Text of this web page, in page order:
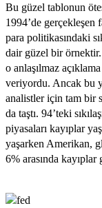
Bu güzel tablonun
1994’de gerçekleşen
para politikasındaki
dair güzel bir örnektir.
o anlaşılmaz
veriyordu. Ancak bu
analistler için tam bir
da taştı. 94’teki
piyasaları kayıplar
yaşarken Amerikan,
6% arasında kayıplar